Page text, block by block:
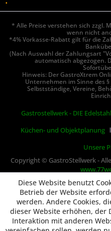
* Alle Preise verstehen sich zzgl.
wenn nicht
*4% Vorkasse-Rabatt gilt für die
(Nach Auswahl der Zahlungsart
automatisch abgezogen.
Hinweis: Der GastroXtrem
Unternehmen im Sinne des
Selbstständige, Vereine,
Gastrostellwerk - DIE
Küchen- und Objektplanung
Unsere
Copyright © GastroStellwerk -
Diese Website benutzt
Betrieb der Website
werden. Andere Cookies,
dieser Website erhöhen,
Interaktion mit anderen